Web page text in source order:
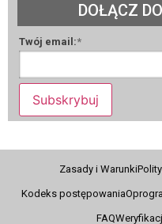
DOŁĄCZ
Twój email:*
Subskrybuj
Zasady i Warunki
Kodeks postępowania
FAQ